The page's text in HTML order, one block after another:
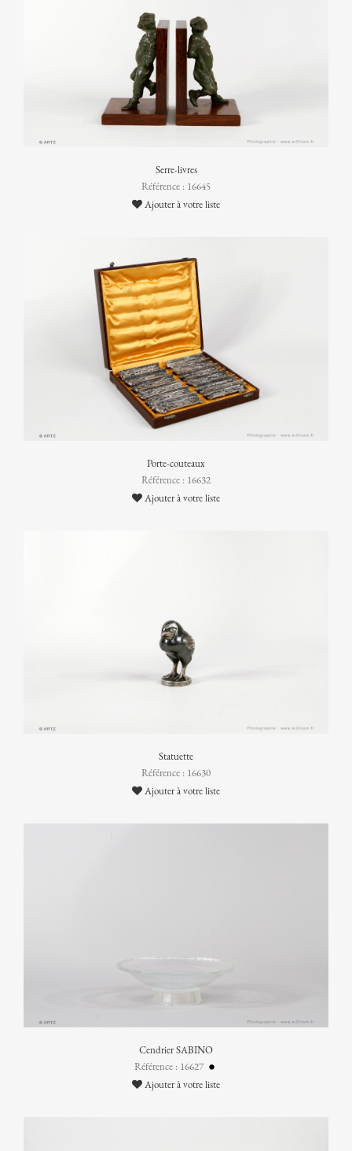
Serre-livres
Référence : 16645
Ajouter à votre liste
Porte-couteaux
Référence : 16632
Ajouter à votre liste
Statuette
Référence : 16630
Ajouter à votre liste
Cendrier SABINO
Référence : 16627
Ajouter à votre liste